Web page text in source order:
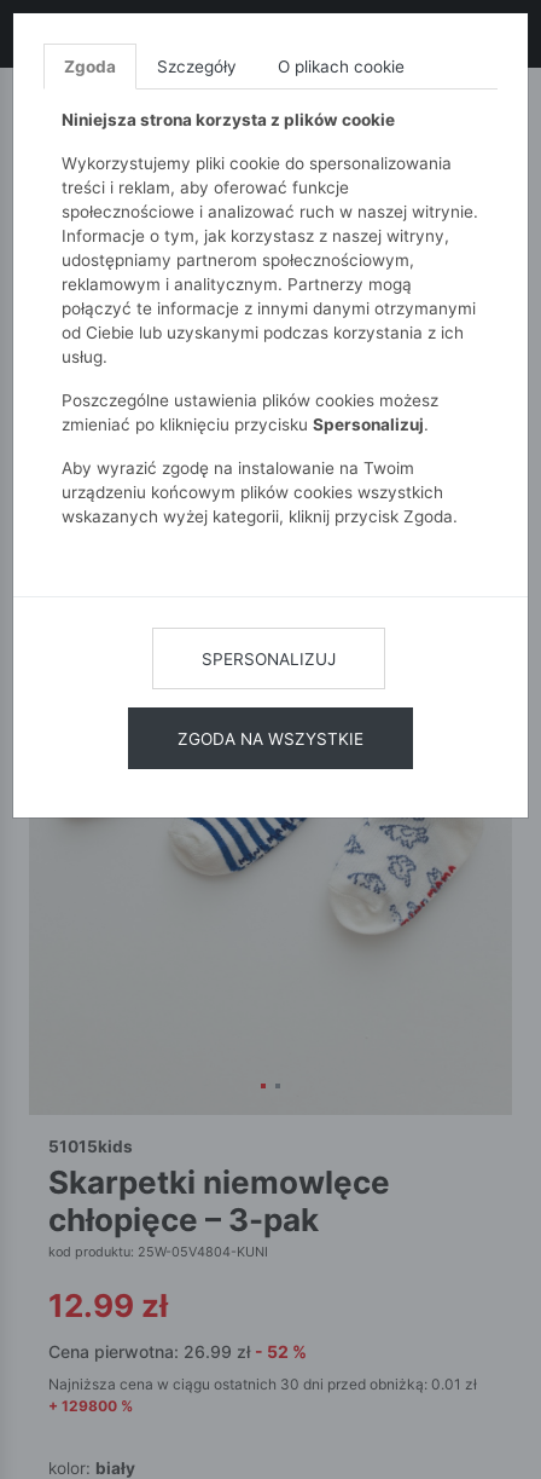
MONNARI QUIOSQUE
51015kids
Akcesoria
Skarpetki niemowlęce chłopięce – 3-pak
51015kids
skarpetki niemowlęce
chłopięce – 3-pak
kod produktu: 25W-05V4804-KUNI
12.99 zł
Cena pierwotna: 26.99 zł - 52 %
Najniższa cena w ciągu ostatnich 30 dni przed obniżką: 0.01 zł
+ 129800 %
kolor: biały
Zgoda Szczegóły O plikach cookie
Niniejsza strona korzysta z plików cookie
Wykorzystujemy pliki cookie do spersonalizowania
treści i reklam, aby oferować funkcje
społecznościowe i analizować ruch w naszej witrynie.
Informacje o tym, jak korzystasz z naszej witryny,
udostępniamy partnerom społecznościowym,
reklamowym i analitycznym. Partnerzy mogą
połączyć te informacje z innymi danymi otrzymanymi
od Ciebie lub uzyskanymi podczas korzystania z ich
usług.
Poszczególne ustawienia plików cookies możesz
zmieniać po kliknięciu przycisku Spersonalizuj.
Aby wyrazić zgodę na instalowanie na Twoim
urządzeniu końcowym plików cookies wszystkich
wskazanych wyżej kategorii, kliknij przycisk Zgoda.
SPERSONALIZUJ
ZGODA NA WSZYSTKIE